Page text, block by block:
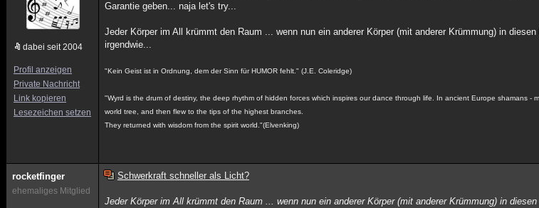
dabei seit 2004
Profil anzeigen
Private Nachricht
Link kopieren
Lesezeichen setzen
Garantie geben... naja let's try...
Jeder Körper im All krümmt den Raum ... wenn nun ein anderer Körper (mit anderer Krümmung) in
irgendwie...
"Kein Geist ist in Ordnung, dem der Sinn für HUMOR fehlt." (J.E. Coleridge)
"Wyrd is the drum of destiny, the deep rhythm of hidden forces which inspires our dance through life. In ancient Europe shamans -
world tree, and then flew to the tips of the highest branches.
They returned with wisdom from the spirit world."(Elvenking)
rocketfinger
ehemaliges Mitglied
Schwerkraft schneller als Licht?
Jeder Körper im All krümmt den Raum ... wenn nun ein anderer Körper (mit anderer Krümmung) in